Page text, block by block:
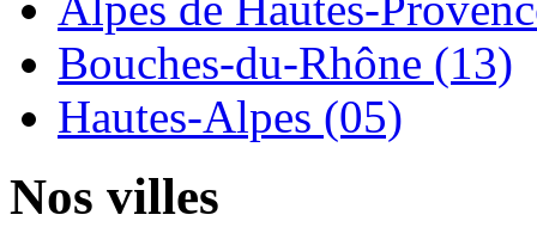
Bouches-du-Rhône (13)
Hautes-Alpes (05)
Nos villes